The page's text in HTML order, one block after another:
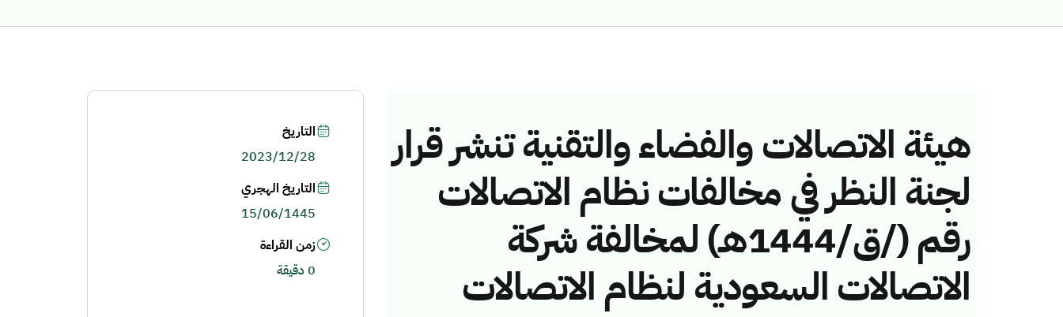
هيئة الاتصالات والفضاء والتقنية تنشر قرار
لجنة النظر في مخالفات نظام الاتصالات
رقم (/ق/1444هـ) لمخالفة شركة
الاتصالات السعودية لنظام الاتصالات
التاريخ
2023/12/28
التاريخ الهجري
15/06/1445
زمن القراءة
0 دقيقة